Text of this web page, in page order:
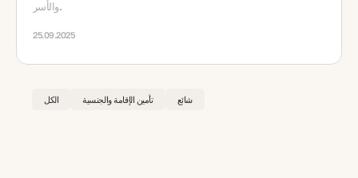
والأسر.
25.09.2025
الكل تأمين الإقامة والجنسية شائع